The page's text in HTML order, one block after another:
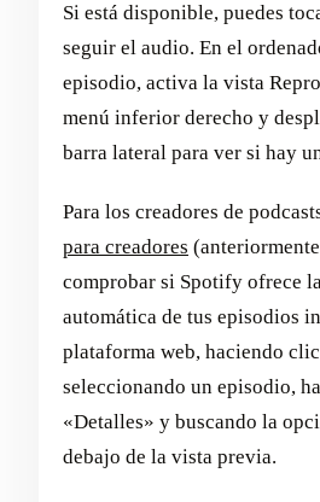
Si está disponible, puedes
seguir el audio. En el
episodio, activa la vista
menú inferior derecho y
barra lateral para ver si hay
Para los creadores de
para creadores
comprobar si Spotify ofrece
automática de tus episodios
plataforma web, haciendo
seleccionando un episodio,
«Detalles» y buscando la
debajo de la vista previa.